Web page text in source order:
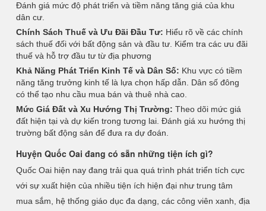
Đánh giá mức độ phát triển và tiềm năng tăng giá của khu
dân cư.
Chính Sách Thuế và Ưu Đãi Đầu Tư: Hiểu rõ về các chính
sách thuế đối với bất động sản và đầu tư. Kiểm tra các ưu đãi
thuế và hỗ trợ đầu tư từ địa phương
Khả Năng Phát Triển Kinh Tế và Dân Số: Khu vực có tiềm
năng tăng trưởng kinh tế là lựa chọn hấp dẫn. Dân số đông
có thể tạo nhu cầu mua bán và thuê nhà cao.
Mức Giá Đất và Xu Hướng Thị Trường: Theo dõi mức giá
đất hiện tại và dự kiến trong tương lai. Đánh giá xu hướng thị
trường bất động sản để đưa ra dự đoán.
Huyện Quốc Oai đang có sẵn những tiện ích gì?
Quốc Oai hiện nay đang trải qua quá trình phát triển tích cực
với sự xuất hiện của nhiều tiện ích hiện đại như trung tâm
mua sắm, hệ thống giáo dục đa dạng, các công viên xanh, địa